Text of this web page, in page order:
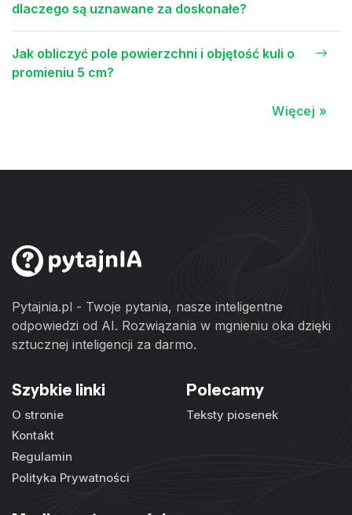
dlaczego są uznawane za doskonałe?
Jak obliczyć pole powierzchni i objętość kuli o
promieniu 5 cm?
Więcej »
Pytajnia.pl - Twoje pytania, nasze inteligentne
odpowiedzi od AI. Rozwiązania w mgnieniu oka dzięki
sztucznej inteligencji za darmo.
Szybkie linki
O stronie
Kontakt
Regulamin
Polityka Prywatności
Polecamy
Teksty piosenek